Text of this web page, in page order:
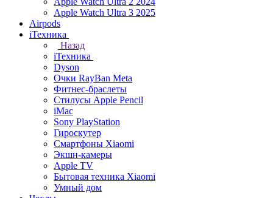
Apple Watch Ultra 3 2025
Airpods
iТехника
Назад
iТехника
Dyson
Очки RayBan Meta
Фитнес-браслеты
Стилусы Apple Pencil
iMac
Sony PlayStation
Гироскутер
Смартфоны Xiaomi
Экшн-камеры
Apple TV
Бытовая техника Xiaomi
Умный дом